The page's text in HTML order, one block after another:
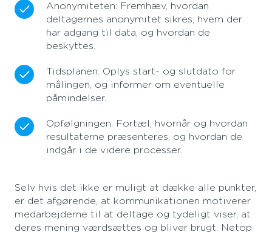
Anonymiteten: Fremhæv, hvordan
deltagernes anonymitet sikres, hvem der
har adgang til data, og hvordan de
beskyttes.
Tidsplanen: Oplys start- og slutdato for
målingen, og informer om eventuelle
påmindelser.
Opfølgningen: Fortæl, hvornår og hvordan
resultaterne præsenteres, og hvordan de
indgår i de videre processer.
Selv hvis det ikke er muligt at dække alle punkter,
er det afgørende, at kommunikationen motiverer
medarbejderne til at deltage og tydeligt viser, at
deres mening værdsættes og bliver brugt. Netop